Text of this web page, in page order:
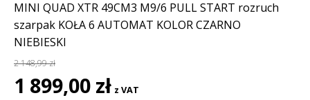
MINI QUAD XTR 49CM3 M9/6 PULL START rozruch
szarpak KOŁA 6 AUTOMAT KOLOR CZARNO
NIEBIESKI
2 148,99zł
Pierwotna
cena
1 899,00 zł cena
z VAT